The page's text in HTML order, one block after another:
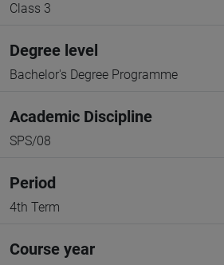
Class 3
Degree level
Bachelor's Degree Programme
Academic Discipline
SPS/08
Period
4th Term
Course year